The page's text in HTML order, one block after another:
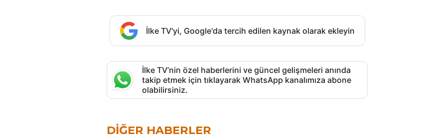
İlke TV'yi, Google'da tercih edilen kaynak olarak ekleyin
İlke TV’nin özel haberlerini ve güncel gelişmeleri anında
takip etmek için tıklayarak WhatsApp kanalımıza abone
olabilirsiniz.
DIĞER HABERLER